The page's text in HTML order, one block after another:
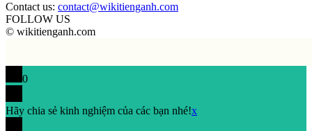
Contact us: contact@wikitienganh.com
FOLLOW US
© wikitienganh.com
0
Hãy chia sẻ kinh nghiệm của các bạn nhé!x